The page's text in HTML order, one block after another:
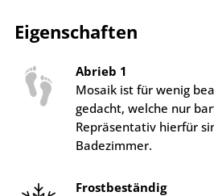
Eigenschaften
Abrieb 1
Mosaik ist für wenig
gedacht, welche nur
Repräsentativ hierfür
Badezimmer.
Frostbeständig